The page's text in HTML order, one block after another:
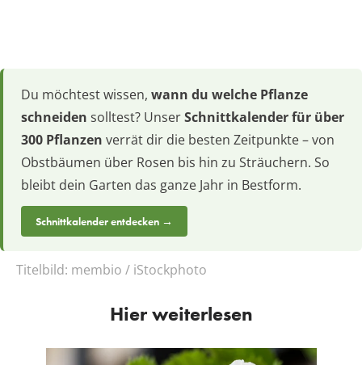
Du möchtest wissen, wann du welche Pflanze
schneiden solltest? UnserSchnittkalender für über
300 Pflanzen verrät dir die besten Zeitpunkte – von
Obstbäumen über Rosen bis hin zu Sträuchern. So
bleibt dein Garten das ganze Jahr in Bestform.
Schnittkalender entdecken →
Titelbild: membio / iStockphoto
Hier weiterlesen